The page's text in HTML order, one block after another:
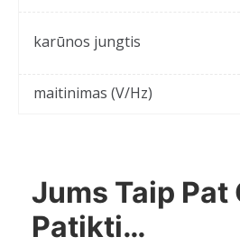
karūnos jungtis
maitinimas (V/Hz)
Jums Taip Pat
Patikti…